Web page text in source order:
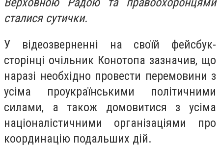
сталися сутички.
У відеозверненні на своїй фейсбук-
сторінці очільник Конотопа зазначив, що
наразі необхідно провести перемовини з
усіма проукраїнськими політичними
силами, а також домовитися з усіма
націоналістичними організаціями про
координацію подальших дій.